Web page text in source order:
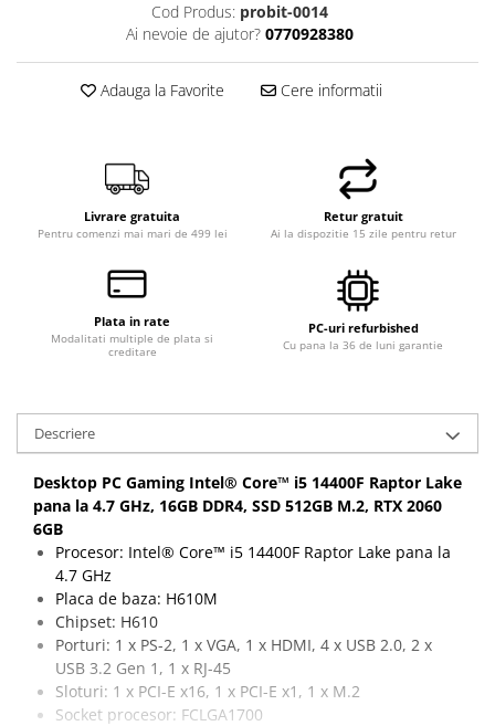
Placi de baza
Ventilatoare carcasa
Componente Renew/Refurbished
Placi de baza REFURBISHED
Placi VIDEO
All-in-One REFURBISHED
Calculatoare All-in-One RENEW
Componente All-in-One
Monitoare
Monitoare NOI
Monitoare Refurbished
Monitoare Renew
Monitoare Second-Hand
Servere
Hard Disk-uri SERVER
Cod Produs: probit-0014
Ai nevoie de ajutor? 0770928380
Adauga la Favorite Cere informatii
Livrare gratuita
Pentru comenzi mai mari de 499 lei
Retur gratuit
Ai la dispozitie 15 zile pentru retur
Plata in rate
Modalitati multiple de plata si
creditare
PC-uri refurbished
Cu pana la 36 de luni garantie
Descriere
Desktop PC Gaming Intel® Core™ i5 14400F Raptor Lake
pana la 4.7 GHz, 16GB DDR4, SSD 512GB M.2, RTX 2060
6GB
Procesor: Intel® Core™ i5 14400F Raptor Lake pana la
4.7 GHz
Placa de baza: H610M
Chipset: H610
Porturi: 1 x PS-2, 1 x VGA, 1 x HDMI, 4 x USB 2.0, 2 x
USB 3.2 Gen 1, 1 x RJ-45
Sloturi: 1 x PCI-E x16, 1 x PCI-E x1, 1 x M.2
Socket procesor: FCLGA1700